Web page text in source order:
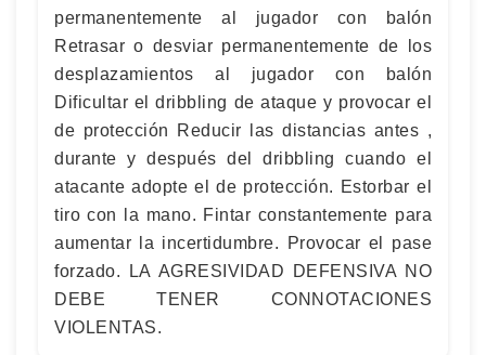
permanentemente al jugador con balón
Retrasar o desviar permanentemente de los
desplazamientos al jugador con balón
Dificultar el dribbling de ataque y provocar el
de protección Reducir las distancias antes ,
durante y después del dribbling cuando el
atacante adopte el de protección. Estorbar el
tiro con la mano. Fintar constantemente para
aumentar la incertidumbre. Provocar el pase
forzado. LA AGRESIVIDAD DEFENSIVA NO
DEBE TENER CONNOTACIONES
VIOLENTAS.